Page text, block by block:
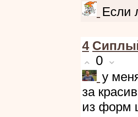
Если
4
0
у
за
из форм